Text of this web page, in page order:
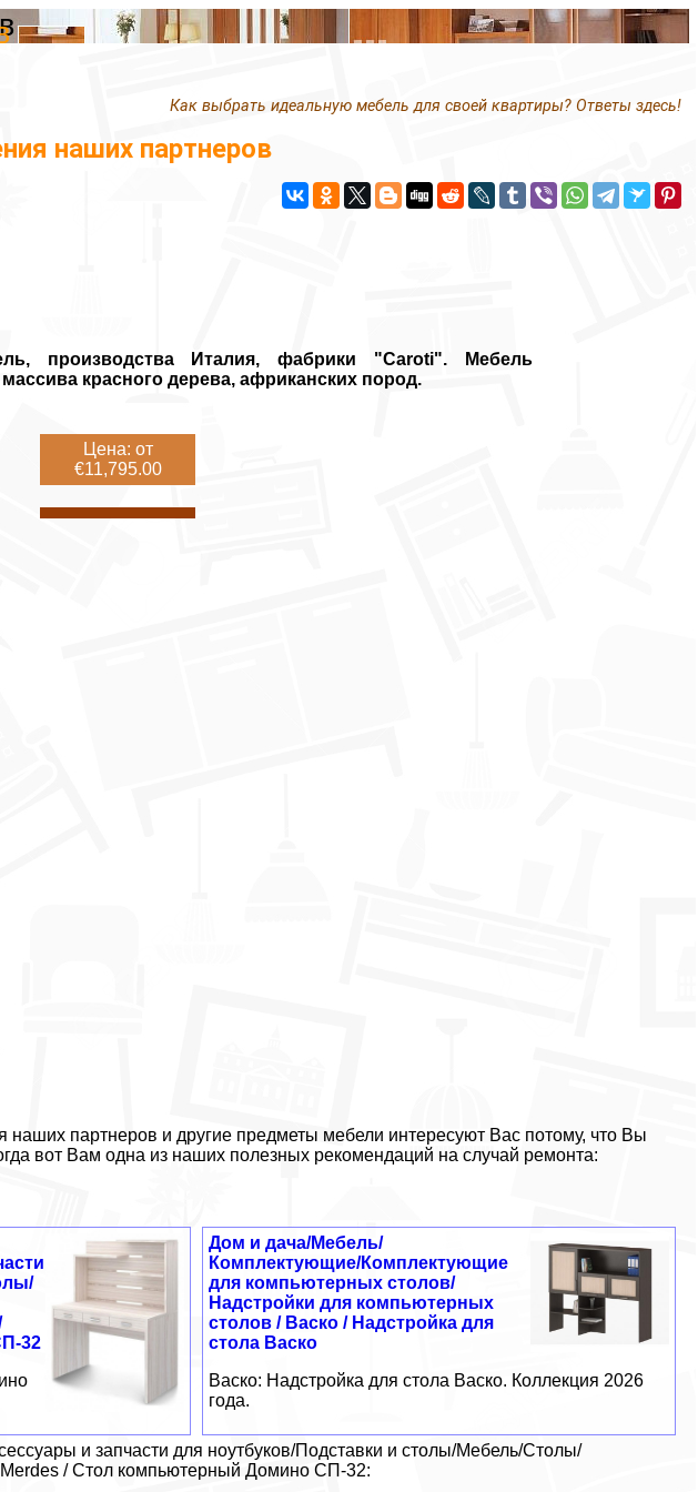
Как выбрать идеальную мебель для своей квартиры? Ответы здесь!
наших партнеров
производства Италия, фабрики "Caroti". Мебель
красного дерева, африканских пород.
Цена: от
€11,795.00
партнеров и другие предметы мебели интересуют Вас потому, что Вы
вот Вам одна из наших полезных рекомендаций на случай ремонта:
Дом и дача/Мебель/
Комплектующие/Комплектующие
для компьютерных столов/
Надстройки для компьютерных
столов / Васко / Надстройка для
стола Васко
Васко: Надстройка для стола Васко. Коллекция 2026
года.
32
и запчасти для ноутбуков/Подставки и столы/Мебель/Столы/
/ Стол компьютерный Домино СП-32: